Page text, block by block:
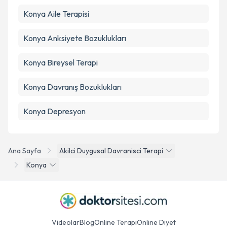
Ana Sayfa
Akilci Duygusal Davranisci Terapi
Konya
Konya Aile Terapisi
Konya Anksiyete Bozuklukları
Konya Bireysel Terapi
Konya Davranış Bozuklukları
Konya Depresyon
VideolarBlogOnline TerapiOnline Diyet